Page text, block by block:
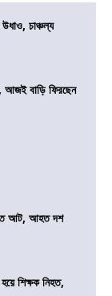
চাঞ্চল্য
আজই বাড়ি ফিরছেন
আট, আহত দশ
শিক্ষক নিহত,